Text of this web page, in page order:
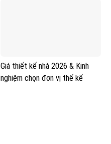
Giá thiết kế nhà 2026 & Kinh
nghiệm chọn đơn vị thế kế